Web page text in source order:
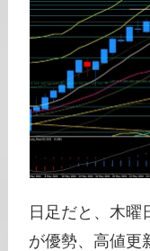
日足だと、木曜
が優勢、高値更